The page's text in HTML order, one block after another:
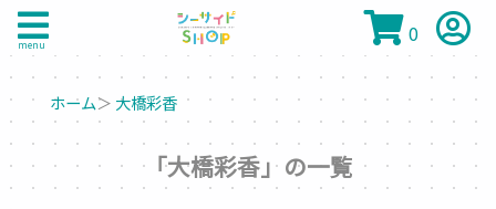
menu 0
ホーム＞ 大橋彩香
「大橋彩香」の一覧